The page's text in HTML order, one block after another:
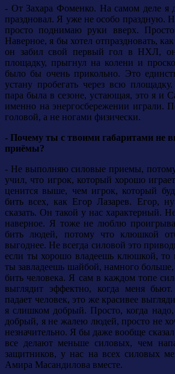
- От Захара Фоменко. На самом деле я
праздновал. Я уже не особо праздную.
просто поднимаю руки вверх.
Наверное, я бы хотел отпраздновать,
он забил свой первый гол в НХЛ,
площадку, прыгнул на колени и
было бы очень прикольно. Это
устану пробегать через всю
пара была в сезоне, устающая, это я
именно на энергосбережении играли.
головой, а не ногами физически.
- Почему ты с твоими габаритами не
приёмы?
- Не выполняю силовые приемы, потому
учил, что игрок, который хорошо
ценится выше, чем игрок, который
бить всех, как Егор Лазарев. Егор,
сказать. Он такой у нас характерный.
наверное. Я тоже не люблю
бить людей, потому что клюшкой
выгоднее. Не всегда силовой это
если ты хорошо владеешь клюшкой, то
ты завладеешь шайбой, намного
бить человека. Я сам в каждом топе
выглядит эффектно, когда меня
падает человек, это же красивее
я слишком добрый. Просто, когда
добрый, я не жалею людей, просто не
незначительно. Я бы даже вообще
все делают меньше силовых, чем
защитников, у нас на всех силовых
Амира Масандилова вместе.